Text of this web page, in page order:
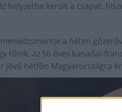
helyzetbe került a csapat,
a héten
tűnik, az 56 éves kanadai-
jövő hétfőn Magyarországra